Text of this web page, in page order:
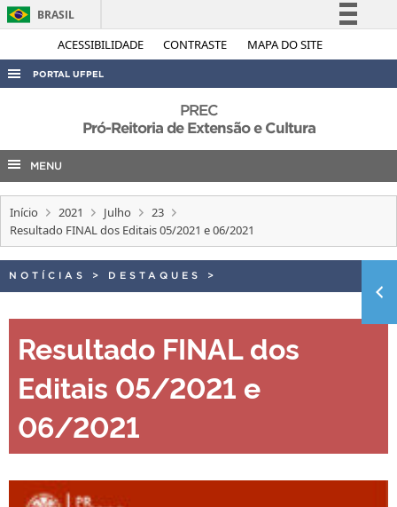
ACESSIBILIDADE CONTRASTE MAPA DO SITE
BRASIL
Simplifique!
Acesso à informação
Legislação
PORTAL UFPEL
AUDITORIA
COBALTO
CONCURSOS
EDITAIS
TELEFONES
PREC
Pró-Reitoria de Extensão e Cultura
MENU
Início 2021 Julho
23
Resultado FINAL dos Editais 05/2021 e 06/2021
NOTÍCIAS > DESTAQUES >
Resultado FINAL dos
Editais 05/2021 e
06/2021